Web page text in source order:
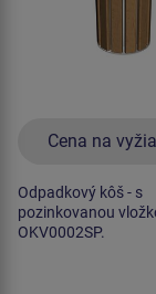
Cena na
Odpadkový kôš - s
pozinkovanou
OKV0002SP.